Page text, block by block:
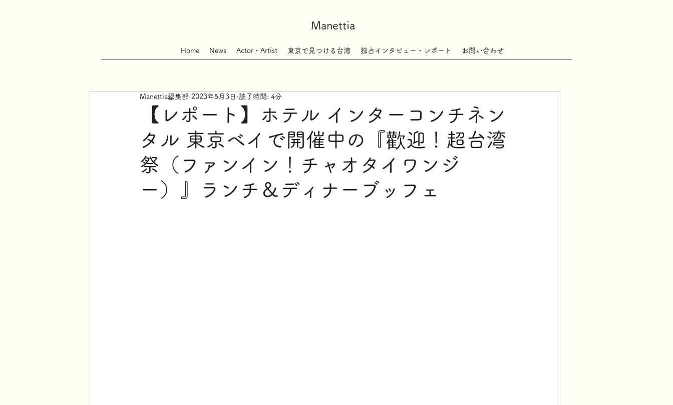
Manettia
Home News Actor・Artist 東京で見つける台湾 独占インタビュー・レポート お問い合わせ
【レポート】ホテル インターコンチネン
タル 東京ベイで開催中の『歡迎！超台湾
祭（ファンイン！チャオタイワンジ
ー）』ランチ＆ディナーブッフェ
Manettia編集部 2023年5月3日 読了時間: 4分